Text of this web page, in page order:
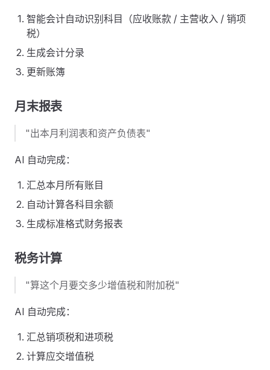
智能会计自动识别科目（应收账款 / 主营收入 / 销项
税）
生成会计分录
更新账簿
月末报表
"出本月利润表和资产负债表"
AI 自动完成：
汇总本月所有账目
自动计算各科目余额
生成标准格式财务报表
税务计算
"算这个月要交多少增值税和附加税"
AI 自动完成：
汇总销项税和进项税
计算应交增值税